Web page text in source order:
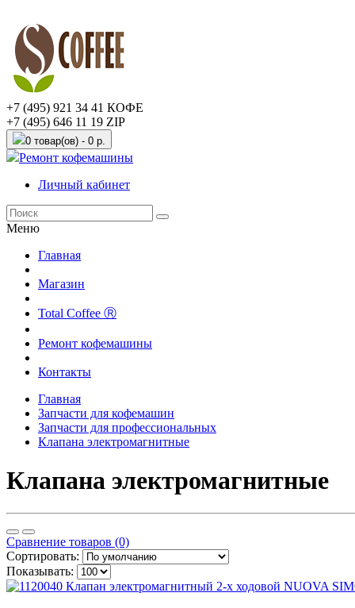
+7 (495) 921 34 41 КОФЕ
+7 (495) 646 11 19 ZIP
0 товар(ов) - 0 р.
Ремонт кофемашины
Личный кабинет
Меню
Главная
Магазин
Total Coffee Ⓡ
Ремонт кофемашины
Контакты
Главная
Запчасти для кофемашин
Запчасти для профессиональных
Клапана электромагнитные
Клапана электромагнитные
Сравнение товаров (0)
Сортировать:
Показывать: